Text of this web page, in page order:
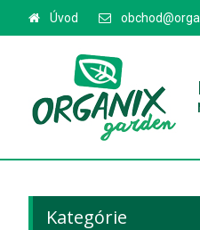
Úvod
Kategórie